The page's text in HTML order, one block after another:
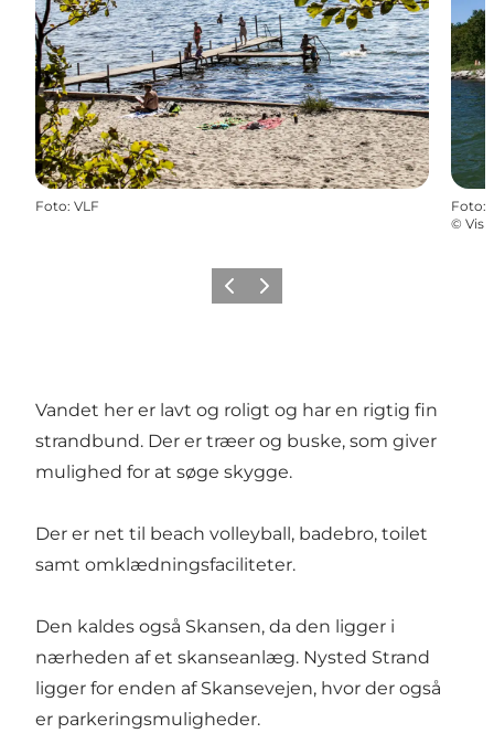
Foto: VLF Foto:
©
ForrigeNæste
Vandet her er lavt og roligt og har en rigtig fin
strandbund. Der er træer og buske, som giver
mulighed for at søge skygge.
Der er net til beach volleyball, badebro, toilet
samt omklædningsfaciliteter.
Den kaldes også Skansen, da den ligger i
nærheden af et skanseanlæg. Nysted Strand
ligger for enden af Skansevejen, hvor der også
er parkeringsmuligheder.